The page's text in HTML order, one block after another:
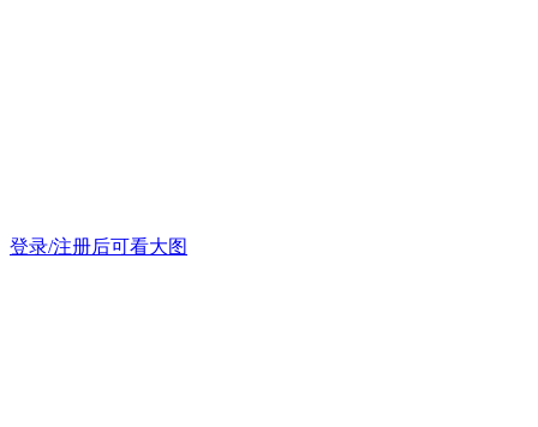
登录/注册后可看大图